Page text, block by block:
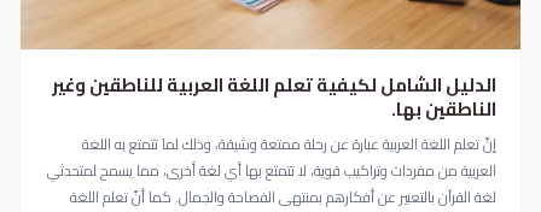
الدليل الشامل لكيفية تعلم اللغة العربية للناطقين وغير
الناطقين بها.
إنّ تعلم اللغة العربية عبارة عن رحلة ممتعة وشيقة، وذلك لما تتمتع به اللغة
العربية من مفردات وتراكيب قوية، لا تتمتع بها أي لغة أخرى، مما يسمح لمتحدثي
لغة القرآن بالتعبير عن أفكارهم بمنتهى الفصاحة والجمال. كما أنّ تعلم اللغة